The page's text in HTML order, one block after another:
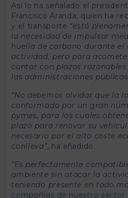
Así lo ha señalado el
Francisco Aranda, quien ha
y el transporte “está
la necesidad de impulsar
huella de carbono durante el
actividad, pero para
contar con plazos
las administraciones
“No debemos olvidar que la
conformada por un gran
pymes, para los cuales
plazo para renovar su
necesario por el alto coste
conlleva”, ha añadido.
“Es perfectamente
ambiente sin atacar la
teniendo presente en todo
compañías de nuestro